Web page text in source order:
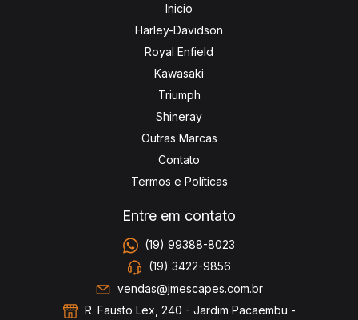
Inicio
Harley-Davidson
Royal Enfield
Kawasaki
Triumph
Shineray
Outras Marcas
Contato
Termos e Políticas
Entre em contato
(19) 99388-8023
(19) 3422-9856
vendas@jmescapes.com.br
R. Fausto Lex, 240 - Jardim Pacaembu -